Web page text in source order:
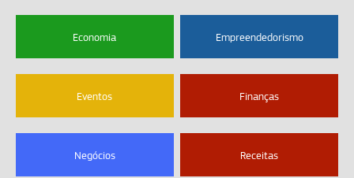
Economia Empreendedorismo
Eventos Finanças
Negócios Receitas